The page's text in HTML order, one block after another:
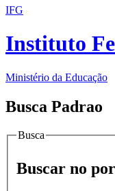
IFG
Instituto
Ministério da Educação
Busca Padrao
Busca
Buscar no